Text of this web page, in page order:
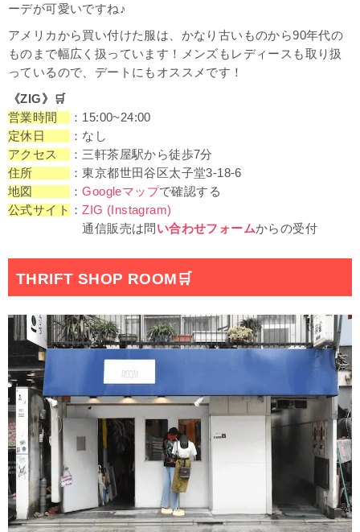
ーデが可愛いですね♪
アメリカから買い付けた服は、かなり古いものから90年代の
ものまで幅広く扱っています！メンズもレディースも取り扱
っているので、デートにもオススメです！
《ZIG》
🛒
営業時間
：15:00~24:00
定休日
：なし
アクセス
：三軒茶屋駅から徒歩7分
住所
：東京都世田谷区太子堂3-18-6
地図
：Googleマップで確認する
公式サイト ：ZIG (Instagram)
通信販売は問 い合わせフォームからの受付
THRIFT SHOP ROOM🛒